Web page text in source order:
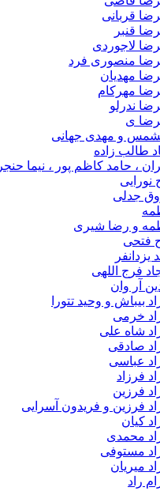
قربانی
قنبر
لاجوردی
منصوری فرد
مهدیان
مهرکام
ندرلو
ی
و مهدی جهانی
طالب زاده
، حامد کاظم پور ، نیما حنجر
نورایی
جدلی
و رضا شیری
فتحی
یزدانفر
فرج اللهی
آر وان
بیباش و وحید تتورا
خرمی
شاه علی
صادقی
عباسی
فرزاد
فرزین
فرزین و فریدون آسرایی
کیان
محمدی
مستوفی
میریان
راد